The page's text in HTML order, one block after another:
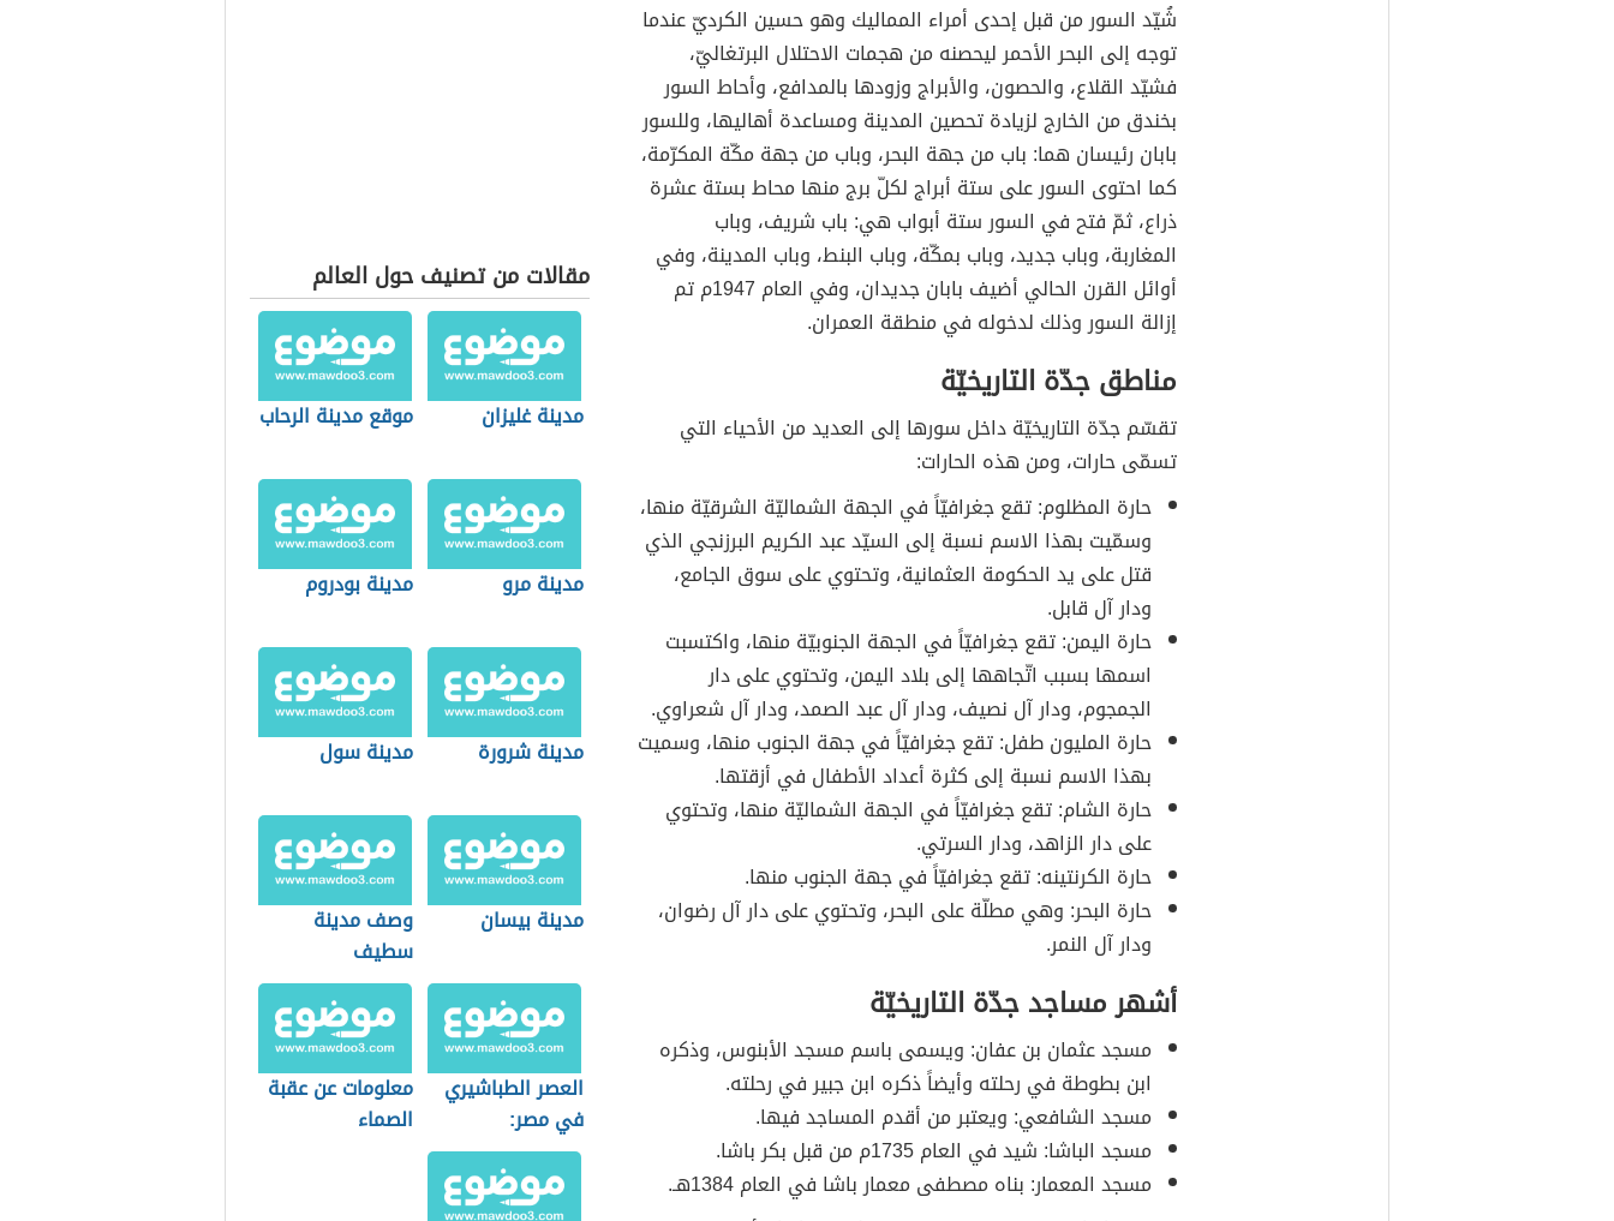
شُيّد السور من قبل إحدى أمراء المماليك وهو حسين الكرديّ عندما
توجه إلى البحر الأحمر ليحصنه من هجمات الاحتلال البرتغاليّ،
فشيّد القلاع، والحصون، والأبراج وزودها بالمدافع، وأحاط السور
بخندق من الخارج لزيادة تحصين المدينة ومساعدة أهاليها، وللسور
بابان رئيسان هما: باب من جهة البحر، وباب من جهة مكّة المكرّمة،
كما احتوى السور على ستة أبراج لكلّ برج منها محاط بستة عشرة
ذراع، ثمّ فتح في السور ستة أبواب هي: باب شريف، وباب
المغاربة، وباب جديد، وباب بمكّة، وباب البنط، وباب المدينة، وفي
أوائل القرن الحالي أضيف بابان جديدان، وفي العام 1947م تم
إزالة السور وذلك لدخوله في منطقة العمران.
مناطق جدّة التاريخيّة
تقسّم جدّة التاريخيّة داخل سورها إلى العديد من الأحياء التي
تسمّى حارات، ومن هذه الحارات:
حارة المظلوم: تقع جغرافيّاً في الجهة الشماليّة الشرقيّة منها،
وسمّيت بهذا الاسم نسبة إلى السيّد عبد الكريم البرزنجي الذي
قتل على يد الحكومة العثمانية، وتحتوي على سوق الجامع،
ودار آل قابل.
حارة اليمن: تقع جغرافيّاً في الجهة الجنوبيّة منها، واكتسبت
اسمها بسبب اتّجاهها إلى بلاد اليمن، وتحتوي على دار
الجمجوم، ودار آل نصيف، ودار آل عبد الصمد، ودار آل شعراوي.
حارة المليون طفل: تقع جغرافيّاً في جهة الجنوب منها، وسميت
بهذا الاسم نسبة إلى كثرة أعداد الأطفال في أزقتها.
حارة الشام: تقع جغرافيّاً في الجهة الشماليّة منها، وتحتوي
على دار الزاهد، ودار السرتي.
حارة الكرنتينه: تقع جغرافيّاً في جهة الجنوب منها.
حارة البحر: وهي مطلّة على البحر، وتحتوي على دار آل رضوان،
ودار آل النمر.
أشهر مساجد جدّة التاريخيّة
مسجد عثمان بن عفان: ويسمى باسم مسجد الأبنوس، وذكره
ابن بطوطة في رحلته وأيضاً ذكره ابن جبير في رحلته.
مسجد الشافعي: ويعتبر من أقدم المساجد فيها.
مسجد الباشا: شيد في العام 1735م من قبل بكر باشا.
مسجد المعمار: بناه مصطفى معمار باشا في العام 1384هـ.
مقالات من تصنيف حول العالم
مدينة غليزان موقع مدينة الرحاب
مدينة مرو مدينة بودروم
مدينة شرورة مدينة سول
مدينة بيسان
وصف مدينة
سطيف
العصر الطباشيري
في مصر:
الجيولوجيا
والأحداث
معلومات عن عقبة
الصماء